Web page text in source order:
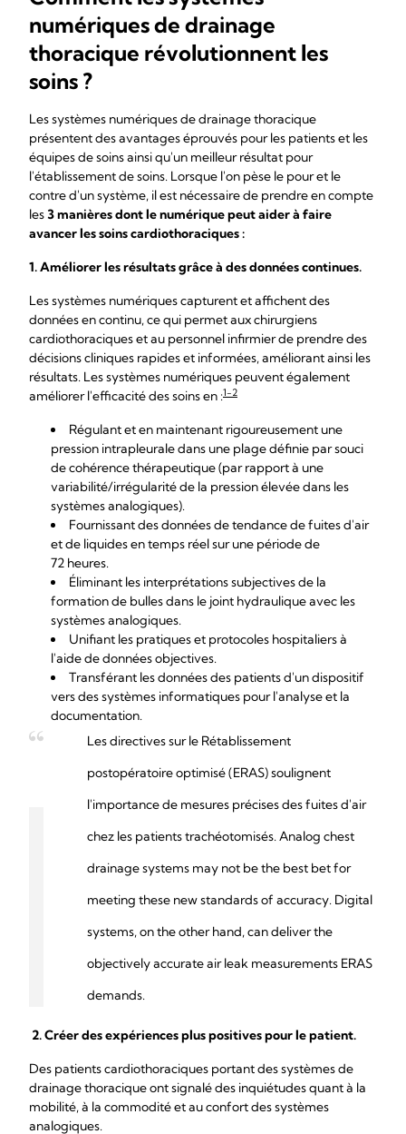
numériques de drainage
thoracique révolutionnent les
soins ?
Les systèmes numériques de drainage thoracique
présentent des avantages éprouvés pour les patients et les
équipes de soins ainsi qu'un meilleur résultat pour
l'établissement de soins. Lorsque l'on pèse le pour et le
contre d'un système, il est nécessaire de prendre en compte
les3 manières dont le numérique peut aider à faire
avancer les soins cardiothoraciques :
1. Améliorer les résultats grâce à des données continues.
Les systèmes numériques capturent et affichent des
données en continu, ce qui permet aux chirurgiens
cardiothoraciques et au personnel infirmier de prendre des
décisions cliniques rapides et informées, améliorant ainsi les
résultats. Les systèmes numériques peuvent également
améliorer l'efficacité des soins en :1-2
Régulant et en maintenant rigoureusement une
pression intrapleurale dans une plage définie par souci
de cohérence thérapeutique (par rapport à une
variabilité/irrégularité de la pression élevée dans les
systèmes analogiques).
Fournissant des données de tendance de fuites d'air
et de liquides en temps réel sur une période de
72 heures.
Éliminant les interprétations subjectives de la
formation de bulles dans le joint hydraulique avec les
systèmes analogiques.
Unifiant les pratiques et protocoles hospitaliers à
l'aide de données objectives.
Transférant les données des patients d'un dispositif
vers des systèmes informatiques pour l'analyse et la
documentation.
Les directives sur le Rétablissement
postopératoire optimisé (ERAS) soulignent
l'importance de mesures précises des fuites d'air
chez les patients trachéotomisés. Analog chest
drainage systems may not be the best bet for
meeting these new standards of accuracy. Digital
systems, on the other hand, can deliver the
objectively accurate air leak measurements ERAS
demands.
2.Créer des expériences plus positives pour le patient.
Des patients cardiothoraciques portant des systèmes de
drainage thoracique ont signalé des inquiétudes quant à la
mobilité, à la commodité et au confort des systèmes
analogiques.